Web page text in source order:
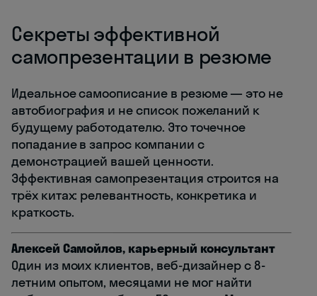
Секреты эффективной
самопрезентации в резюме
Идеальное самоописание в резюме — это не
автобиография и не список пожеланий к
будущему работодателю. Это точечное
попадание в запрос компании с
демонстрацией вашей ценности.
Эффективная самопрезентация строится на
трёх китах: релевантность, конкретика и
краткость.
Алексей Самойлов, карьерный консультант
Один из моих клиентов, веб-дизайнер с 8-
летним опытом, месяцами не мог найти